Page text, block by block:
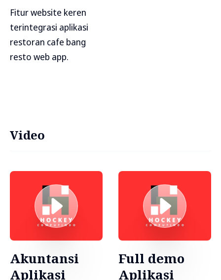
Fitur website keren
terintegrasi aplikasi
restoran cafe bang
resto web app.
Video
Akuntansi
Aplikasi
Full demo
Aplikasi